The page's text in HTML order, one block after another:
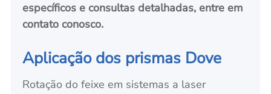
específicos e consultas detalhadas, entre em
contato conosco.
Aplicação dos prismas Dove
Rotação do feixe em sistemas a laser